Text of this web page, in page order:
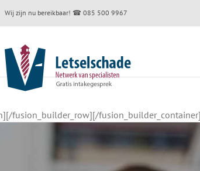
Wij zijn nu bereikbaar! ☎ 085 500 9967
fusion_builder_row][/fusion_builder_container]